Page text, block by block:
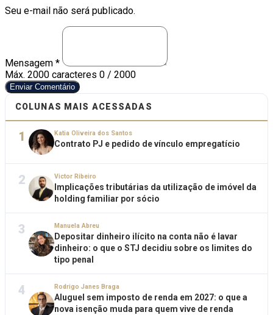
Seu e-mail não será publicado.
Mensagem *
Máx. 2000 caracteres 0 / 2000
Enviar Comentário
COLUNAS MAIS ACESSADAS
1 Katia Oliveira dos Santos
Contrato PJ e pedido de vínculo empregatício
2 Victor Ribeiro
Implicações tributárias da utilização de imóvel da
holding familiar por sócio
3 Manuela Abreu
Depositar dinheiro ilícito na conta não é lavar
dinheiro: o que o STJ decidiu sobre os limites do
tipo penal
4 Rodrigo Janes Braga
Aluguel sem imposto de renda em 2027: o que a
nova isenção muda para quem vive de renda